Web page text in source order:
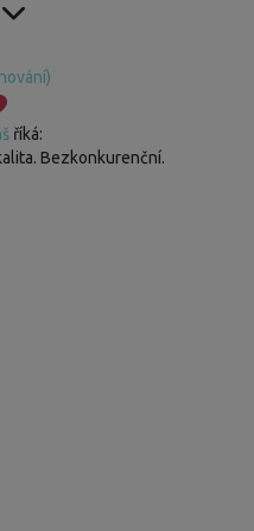
říká:
Bezkonkurenční.